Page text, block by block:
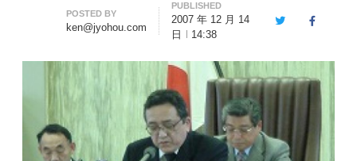
Author
POSTED BY
ken@jyohou.com
PUBLISHED
2007 年 12 月 14
日
14:38
TwitterFacebook